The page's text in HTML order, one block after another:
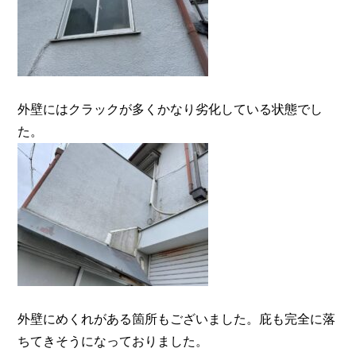
外壁にはクラックが多くかなり劣化している状態でし
た。
外壁にめくれがある箇所もございました。庇も完全に落
ちてきそうになっておりました。